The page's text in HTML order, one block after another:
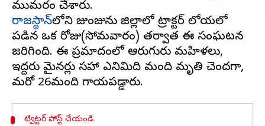
రాజస్థాన్‌లోని జుంజును జిల్లాలో ట్రాక్టర్ లోయలో
పడిన ఒక రోజు(సోమవారం) తర్వాత ఈ సంఘటన
జరిగింది. ఈ ప్రమాదంలో ఆరుగురు మహిళలు,
ఇద్దరు మైనర్లు సహా ఎనిమిది మంది మృతి చెందగా,
ట్విట్టర్ పోస్ట్ చేయండి